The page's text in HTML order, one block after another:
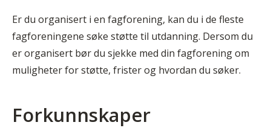
Er du organisert i en fagforening, kan du i de fleste
fagforeningene søke støtte til utdanning. Dersom du
er organisert bør du sjekke med din fagforening om
muligheter for støtte, frister og hvordan du søker.
Forkunnskaper